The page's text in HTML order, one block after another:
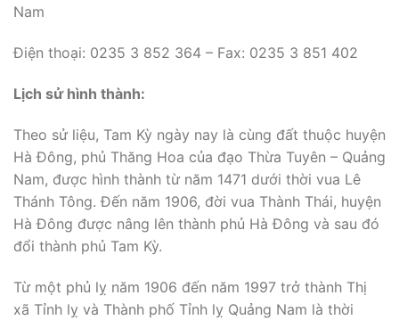
Nam
Điện thoại: 0235 3 852 364 – Fax: 0235 3 851 402
Lịch sử hình thành:
Theo sử liệu, Tam Kỳ ngày nay là cùng đất thuộc huyện
Hà Đông, phủ Thăng Hoa của đạo Thừa Tuyên – Quảng
Nam, được hình thành từ năm 1471 dưới thời vua Lê
Thánh Tông. Đến năm 1906, đời vua Thành Thái, huyện
Hà Đông được nâng lên thành phủ Hà Đông và sau đó
đổi thành phủ Tam Kỳ.
Từ một phủ lỵ năm 1906 đến năm 1997 trở thành Thị
xã Tỉnh lỵ và Thành phố Tỉnh lỵ Quảng Nam là thời